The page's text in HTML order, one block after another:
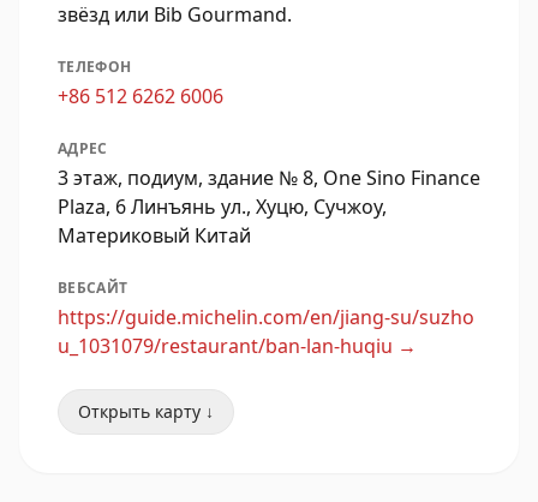
звёзд или Bib Gourmand.
ТЕЛЕФОН
+86 512 6262 6006
АДРЕС
3 этаж, подиум, здание № 8, One Sino Finance
Plaza, 6 Линъянь ул., Хуцю, Сучжоу,
Материковый Китай
ВЕБСАЙТ
https://guide.michelin.com/en/jiang-su/suzho
u_1031079/restaurant/ban-lan-huqiu →
Открыть карту ↓